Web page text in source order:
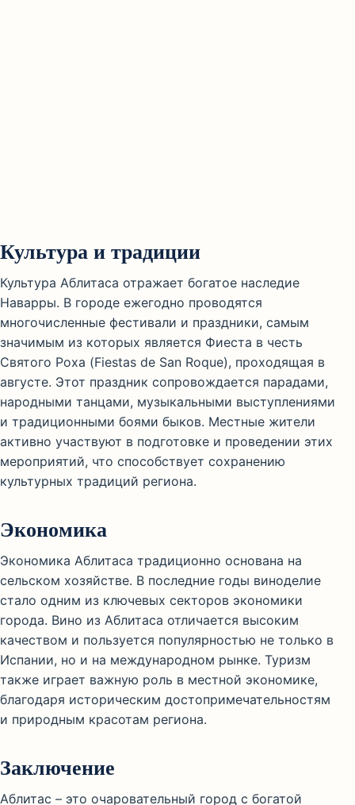
Культура и традиции
Культура Аблитаса отражает богатое наследие
Наварры. В городе ежегодно проводятся
многочисленные фестивали и праздники, самым
значимым из которых является Фиеста в честь
Святого Роха (Fiestas de San Roque), проходящая в
августе. Этот праздник сопровождается парадами,
народными танцами, музыкальными выступлениями
и традиционными боями быков. Местные жители
активно участвуют в подготовке и проведении этих
мероприятий, что способствует сохранению
культурных традиций региона.
Экономика
Экономика Аблитаса традиционно основана на
сельском хозяйстве. В последние годы виноделие
стало одним из ключевых секторов экономики
города. Вино из Аблитаса отличается высоким
качеством и пользуется популярностью не только в
Испании, но и на международном рынке. Туризм
также играет важную роль в местной экономике,
благодаря историческим достопримечательностям
и природным красотам региона.
Заключение
Аблитас – это очаровательный город с богатой